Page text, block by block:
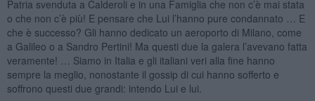
Patria svenduta a Calderoli e in una Famiglia che non c’è mai stata
o che non c’è più! E pensare che Lui l’hanno pure condannato … E
che è successo? Gli hanno dedicato un aeroporto di Milano, come
a Galileo o a Sandro Pertini! Ma questi due la galera l’avevano fatta
veramente! … Siamo in Italia e gli italiani veri alla fine hanno
sempre la meglio, nonostante il gossip di cui hanno sofferto e
soffrono questi due grandi: intendo Lui e lui.